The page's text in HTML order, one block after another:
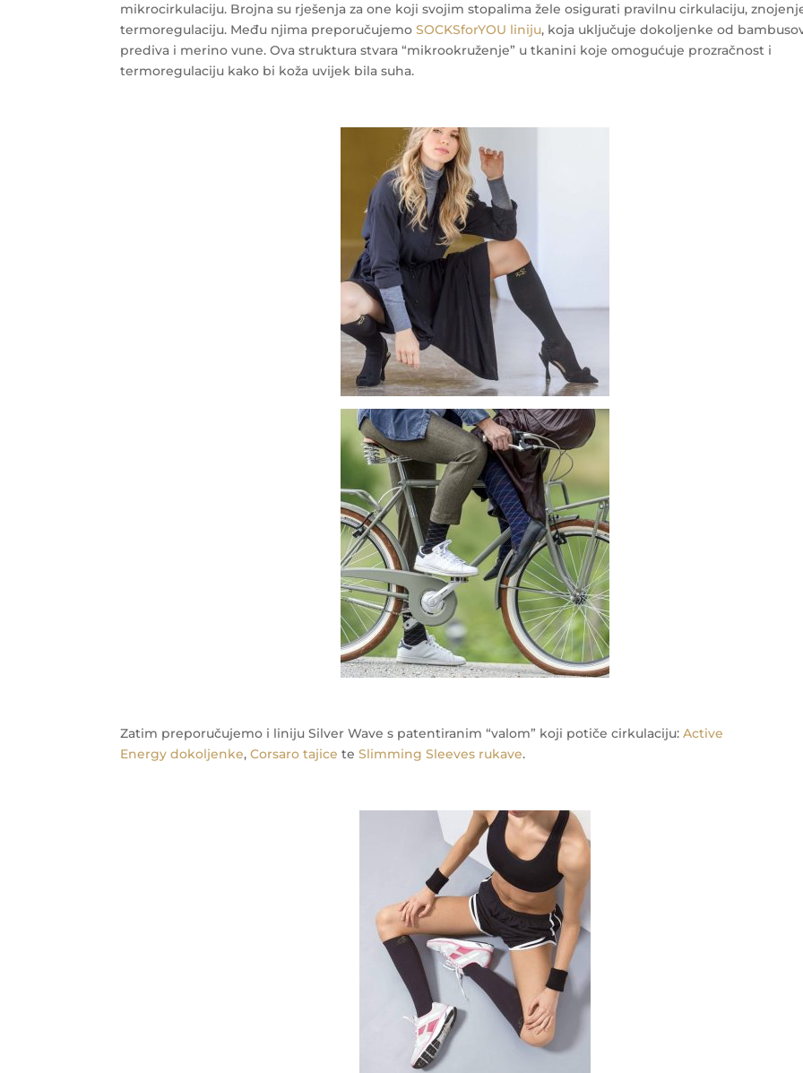
mikrocirkulaciju. Brojna su rješenja za one koji svojim stopalima žele osigurati pravilnu cirkulaciju,
termoregulaciju. Među njima preporučujemoSOCKSforYOU liniju, koja uključuje dokoljenke od
prediva i merino vune. Ova struktura stvara “mikrookruženje” u tkanini koje omogućuje prozračnost i
termoregulaciju kako bi koža uvijek bila suha.
Zatim preporučujemo i liniju Silver Wave s patentiranim “valom” koji potiče cirkulaciju:Active
Energy dokoljenke,Corsaro tajice teSlimming Sleeves rukave.